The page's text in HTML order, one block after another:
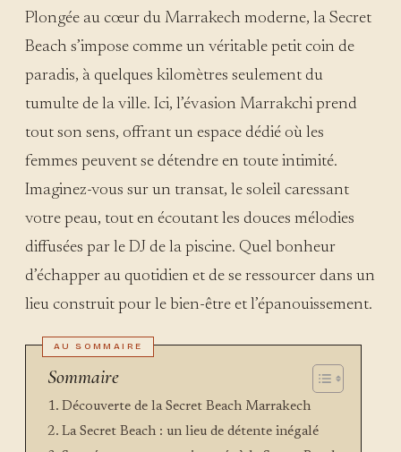
Plongée au cœur du Marrakech moderne, la Secret
Beach s’impose comme un véritable petit coin de
paradis, à quelques kilomètres seulement du
tumulte de la ville. Ici, l’évasion Marrakchi prend
tout son sens, offrant un espace dédié où les
femmes peuvent se détendre en toute intimité.
Imaginez-vous sur un transat, le soleil caressant
votre peau, tout en écoutant les douces mélodies
diffusées par le DJ de la piscine. Quel bonheur
d’échapper au quotidien et de se ressourcer dans un
lieu construit pour le bien-être et l’épanouissement.
Sommaire
Découverte de la Secret Beach Marrakech
La Secret Beach : un lieu de détente inégalé